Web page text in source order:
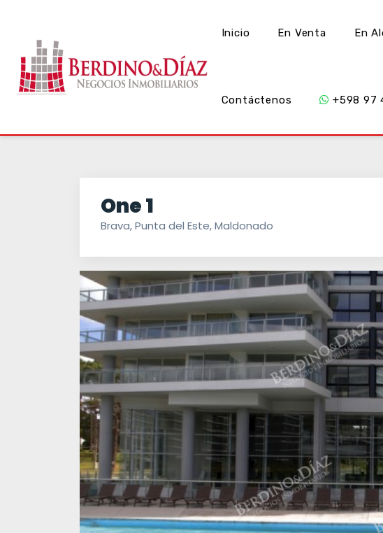
Inicio En Venta En
Contáctenos +598 97
One 1
Brava, Punta del Este, Maldonado